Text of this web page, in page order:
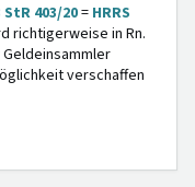
StR 403/20= HRRS
richtigerweise in Rn.
verschaffen